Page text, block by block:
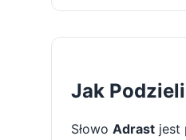
Jak
Słowo Adrast jest